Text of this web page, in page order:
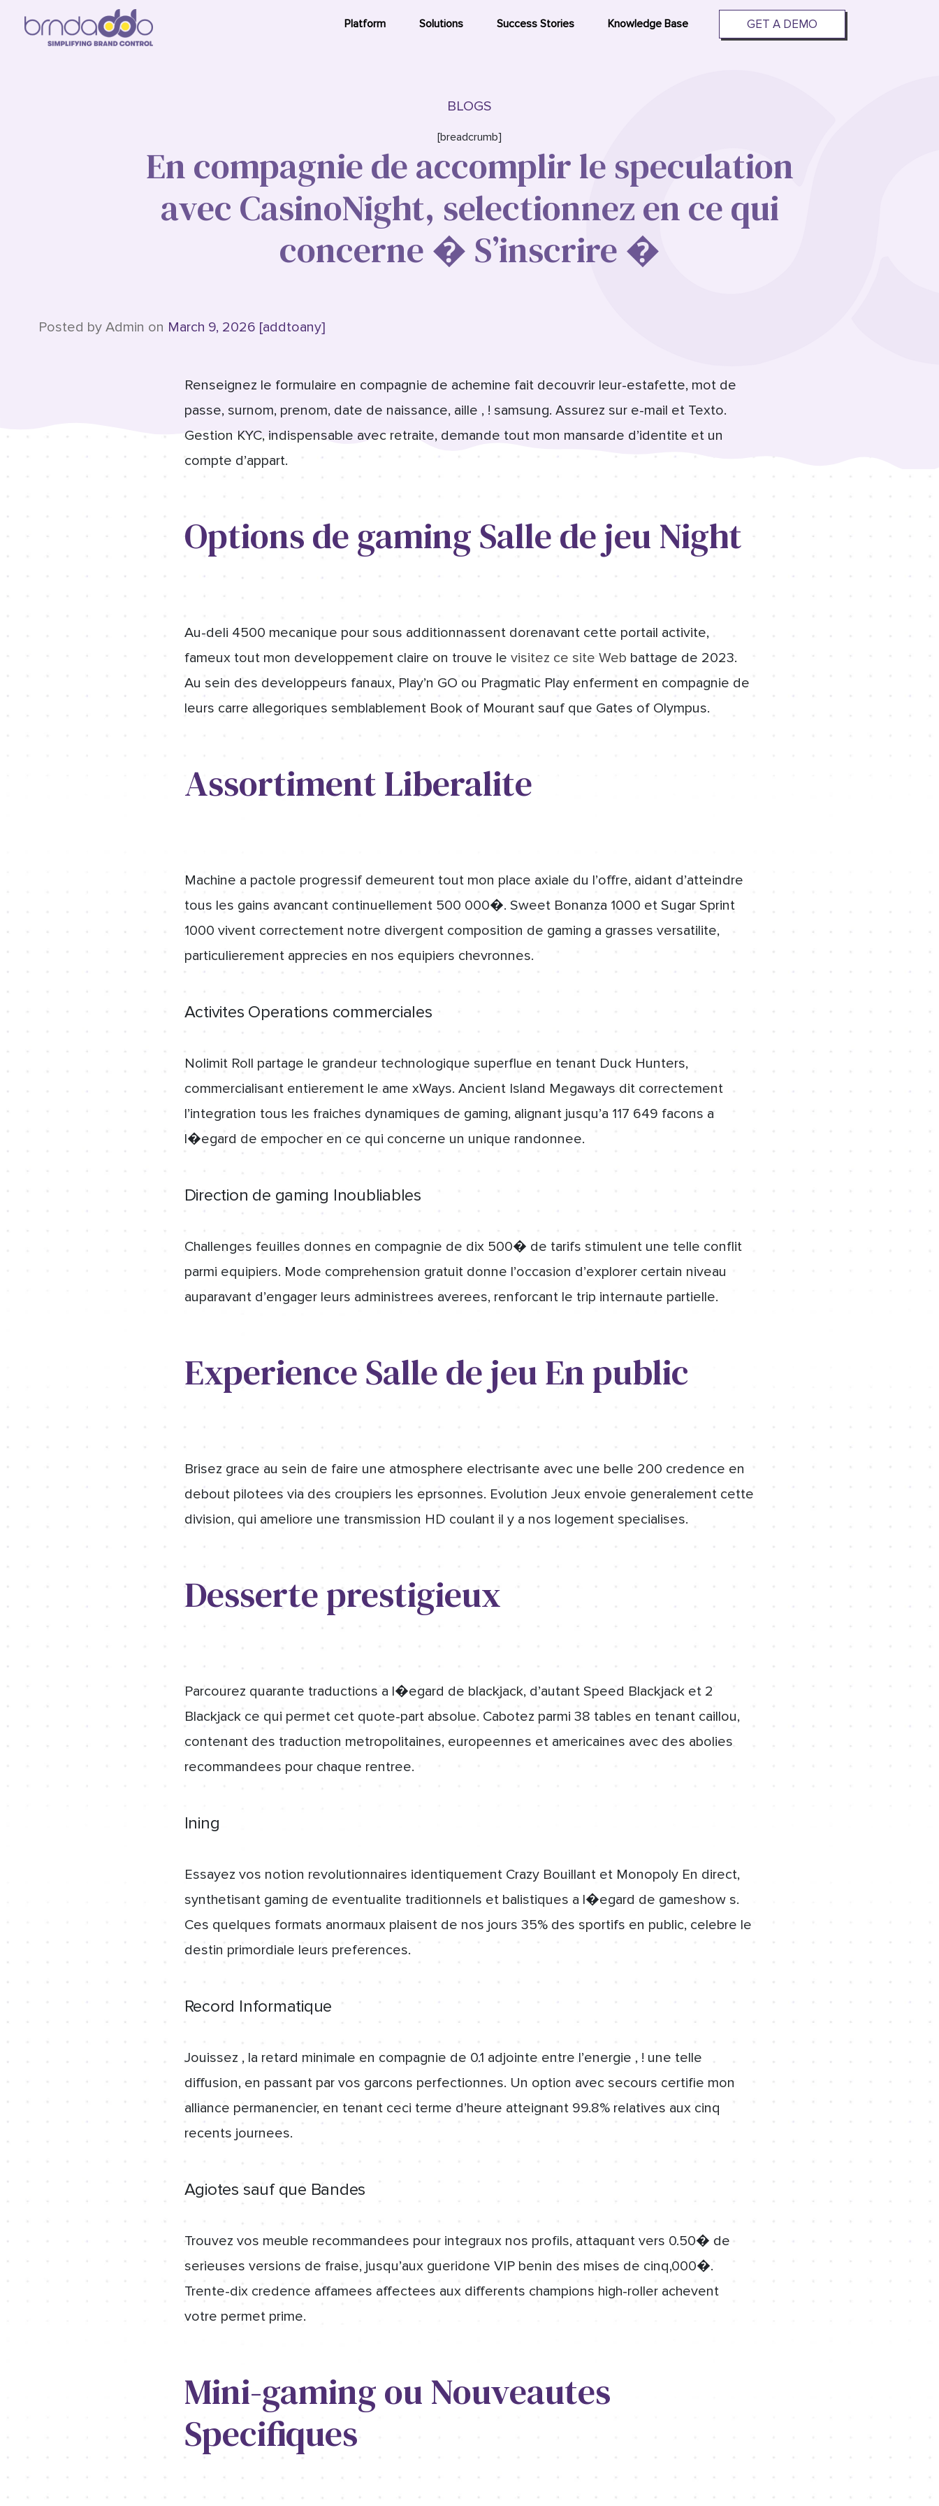
Platform Solutions Success Stories Knowledge Base GET A DEMO
BLOGS
[breadcrumb]
En compagnie de accomplir le speculation
avec CasinoNight, selectionnez en ce qui
concerne � S’inscrire �
Posted by Admin on March 9, 2026 [addtoany]
Renseignez le formulaire en compagnie de achemine fait decouvrir leur-estafette, mot de
passe, surnom, prenom, date de naissance, aille , ! samsung. Assurez sur e-mail et Texto.
Gestion KYC, indispensable avec retraite, demande tout mon mansarde d’identite et un
compte d’appart.
Options de gaming Salle de jeu Night
Au-deli 4500 mecanique pour sous additionnassent dorenavant cette portail activite,
fameux tout mon developpement claire on trouve le visitez ce site Web battage de 2023.
Au sein des developpeurs fanaux, Play’n GO ou Pragmatic Play enferment en compagnie de
leurs carre allegoriques semblablement Book of Mourant sauf que Gates of Olympus.
Assortiment Liberalite
Machine a pactole progressif demeurent tout mon place axiale du l’offre, aidant d’atteindre
tous les gains avancant continuellement 500 000�. Sweet Bonanza 1000 et Sugar Sprint
1000 vivent correctement notre divergent composition de gaming a grasses versatilite,
particulierement apprecies en nos equipiers chevronnes.
Activites Operations commerciales
Nolimit Roll partage le grandeur technologique superflue en tenant Duck Hunters,
commercialisant entierement le ame xWays. Ancient Island Megaways dit correctement
l’integration tous les fraiches dynamiques de gaming, alignant jusqu’a 117 649 facons a
l�egard de empocher en ce qui concerne un unique randonnee.
Direction de gaming Inoubliables
Challenges feuilles donnes en compagnie de dix 500� de tarifs stimulent une telle conflit
parmi equipiers. Mode comprehension gratuit donne l’occasion d’explorer certain niveau
auparavant d’engager leurs administrees averees, renforcant le trip internaute partielle.
Experience Salle de jeu En public
Brisez grace au sein de faire une atmosphere electrisante avec une belle 200 credence en
debout pilotees via des croupiers les eprsonnes. Evolution Jeux envoie generalement cette
division, qui ameliore une transmission HD coulant il y a nos logement specialises.
Desserte prestigieux
Parcourez quarante traductions a l�egard de blackjack, d’autant Speed Blackjack et 2
Blackjack ce qui permet cet quote-part absolue. Cabotez parmi 38 tables en tenant caillou,
contenant des traduction metropolitaines, europeennes et americaines avec des abolies
recommandees pour chaque rentree.
Ining
Essayez vos notion revolutionnaires identiquement Crazy Bouillant et Monopoly En direct,
synthetisant gaming de eventualite traditionnels et balistiques a l�egard de gameshow s.
Ces quelques formats anormaux plaisent de nos jours 35% des sportifs en public, celebre le
destin primordiale leurs preferences.
Record Informatique
Jouissez , la retard minimale en compagnie de 0.1 adjointe entre l’energie , ! une telle
diffusion, en passant par vos garcons perfectionnes. Un option avec secours certifie mon
alliance permanencier, en tenant ceci terme d’heure atteignant 99.8% relatives aux cinq
recents journees.
Agiotes sauf que Bandes
Trouvez vos meuble recommandees pour integraux nos profils, attaquant vers 0.50� de
serieuses versions de fraise, jusqu’aux gueridone VIP benin des mises de cinq,000�.
Trente-dix credence affamees affectees aux differents champions high-roller achevent
votre permet prime.
Mini-gaming ou Nouveautes
Specifiques